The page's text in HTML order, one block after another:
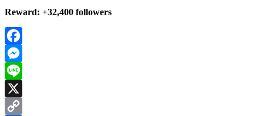
Reward: +32,400 followers
Facebook
Messenger
Line
X